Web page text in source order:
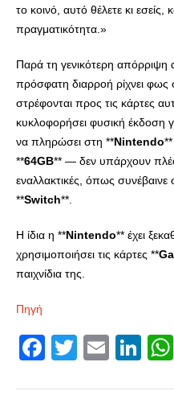
το κοινό, αυτό θέλετε κι
πραγματικότητα.»
Παρά τη γενικότερη
πρόσφατη διαρροή ρίχνει φως
στρέφονται προς τις κάρτες
κυκλοφορήσει φυσική έκδοση
να πληρώσει στη **Nintendo
**64GB** — δεν υπάρχουν
εναλλακτικές, όπως
**Switch**.
Η ίδια η **Nintendo** έχει
χρησιμοποιήσει τις κάρτες **
παιχνίδια της.
Πηγή
Facebook
Twitter
Email